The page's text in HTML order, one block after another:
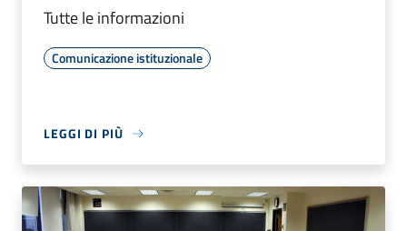
Tutte le informazioni
Comunicazione istituzionale
LEGGI DI PIÙ